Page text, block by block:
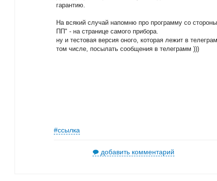
гарантию.
На всякий случай напомню про программу со
ПП" - на странице самого прибора.
ну и тестовая версия оного, которая лежит в
том числе, посылать сообщения в телеграмм )))
#ссылка
добавить комментарий